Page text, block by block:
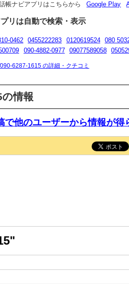
帳ナビアプリはこちらから Google Play
リは自動で検索・表示
0462 0455222283 0120619524 080
090-4882-0977 09077589058
6287-1615 の詳細・クチコミ
情報
で他のユーザーから情報が得